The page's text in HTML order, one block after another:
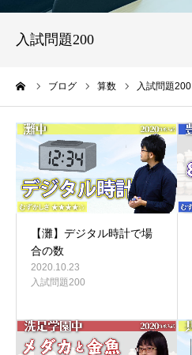
入試問題200
ブログ 算数 入試問題200
【灘】デジタル時計で場
合の数
2020.10.23
入試問題200
お問い合わせ